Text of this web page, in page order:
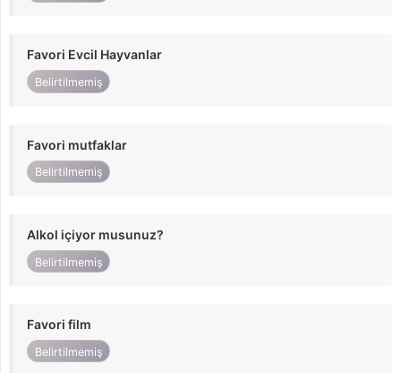
Favori Evcil Hayvanlar
Belirtilmemiş
Favori mutfaklar
Belirtilmemiş
Alkol içiyor musunuz?
Belirtilmemiş
Favori film
Belirtilmemiş